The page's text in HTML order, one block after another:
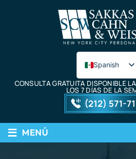
Spanish
English
CONSULTA GRATUITA DISPONIBLE
LOS 7 DÍAS DE LA
(212) 571-
≡ MENÚ